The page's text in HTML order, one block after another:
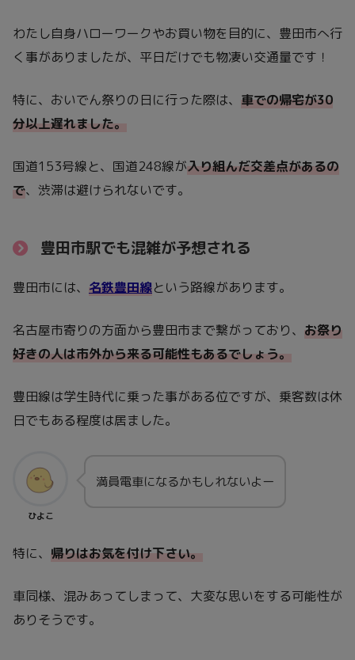
わたし自身ハローワークやお買い物を目的に、豊田市へ行
く事がありましたが、平日だけでも物凄い交通量です！
特に、おいでん祭りの日に行った際は、 車での帰宅が30
分以上遅れました。
国道153号線と、国道248線が入り組んだ交差点があるの
で、渋滞は避けられないです。
豊田市駅でも混雑が予想される
豊田市には、 名鉄豊田線という路線があります。
名古屋市寄りの方面から豊田市まで繋がっており、 お祭り
好きの人は市外から来る可能性もあるでしょう。
豊田線は学生時代に乗った事がある位ですが、乗客数は休
日でもある程度は居ました。
ひよこ
満員電車になるかもしれないよー
特に、 帰りはお気を付け下さい。
車同様、混みあってしまって、大変な思いをする可能性が
ありそうです。